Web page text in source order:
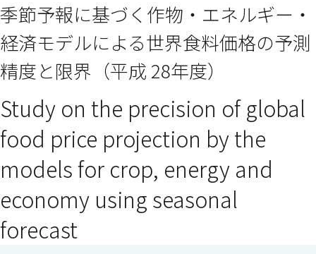
ドウで開きます）
ンドウで開きます）
ウインドウで開きます）
季節予報に基づく作物・エネルギー・
経済モデルによる世界食料価格の予測
精度と限界（平成 28年度）
Study on the precision of global
food price projection by the
models for crop, energy and
economy using seasonal
forecast